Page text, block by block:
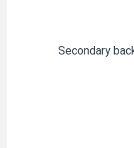
Secondary